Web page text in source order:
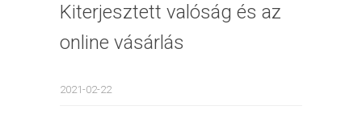
Kiterjesztett valóság és az
online vásárlás
2021-02-22